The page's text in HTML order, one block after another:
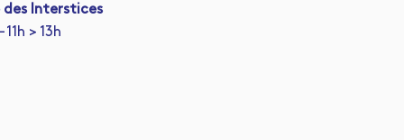
Interstices
> 13h